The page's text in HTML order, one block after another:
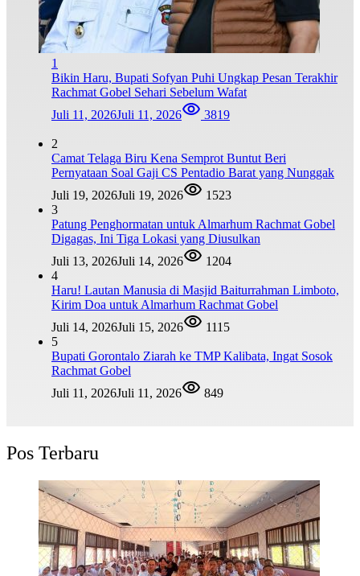
1
Bikin Haru, Bupati Sofyan Puhi Ungkap Pesan Terakhir
Rachmat Gobel Sehari Sebelum Wafat
Juli 11, 2026Juli 11, 2026 3819
2
Camat Telaga Biru Kena Semprot Buntut Beri
Pernyataan Soal Gaji CS Pentadio Barat yang Nunggak
Juli 19, 2026Juli 19, 2026
1523
3
Patung Penghormatan untuk Almarhum Rachmat Gobel
Digagas, Ini Tiga Lokasi yang Diusulkan
Juli 13, 2026Juli 14, 2026
1204
4
Haru! Lautan Manusia di Masjid Baiturrahman Limboto,
Kirim Doa untuk Almarhum Rachmat Gobel
Juli 14, 2026Juli 15, 2026
1115
5
Bupati Gorontalo Ziarah ke TMP Kalibata, Ingat Sosok
Rachmat Gobel
Juli 11, 2026Juli 11, 2026 849
Pos Terbaru